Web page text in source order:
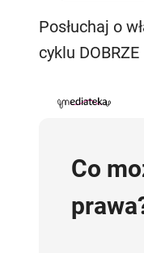
Posłuchaj o
cyklu
Co